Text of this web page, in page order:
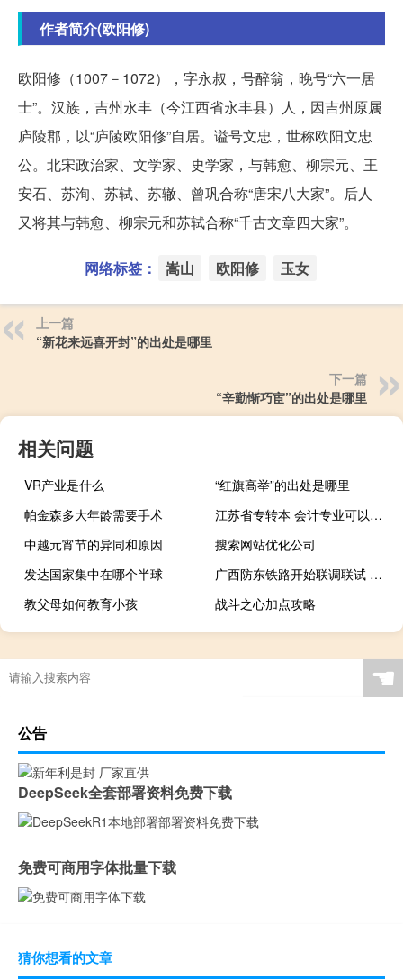
作者简介(欧阳修)
欧阳修（1007－1072），字永叔，号醉翁，晚号“六一居
士”。汉族，吉州永丰（今江西省永丰县）人，因吉州原属
庐陵郡，以“庐陵欧阳修”自居。谥号文忠，世称欧阳文忠
公。北宋政治家、文学家、史学家，与韩愈、柳宗元、王
安石、苏洵、苏轼、苏辙、曾巩合称“唐宋八大家”。后人
又将其与韩愈、柳宗元和苏轼合称“千古文章四大家”。
网络标签： 嵩山 欧阳修 玉女
上一篇
“新花来远喜开封”的出处是哪里
下一篇
“辛勤惭巧宦”的出处是哪里
相关问题
VR产业是什么
“红旗高举”的出处是哪里
帕金森多大年龄需要手术
江苏省专转本 会计专业可以报哪些学校
中越元宵节的异同和原因
搜索网站优化公司
发达国家集中在哪个半球
广西防东铁路开始联调联试 预计年底开通运营
教父母如何教育小孩
战斗之心加点攻略
☚
公告
DeepSeek全套部署资料免费下载
免费可商用字体批量下载
猜你想看的文章